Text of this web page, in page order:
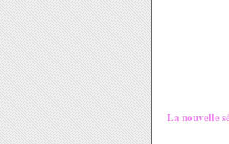
La nouvelle